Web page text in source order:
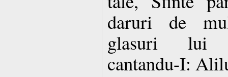
daruri de
glasuri lui
cantandu-I: